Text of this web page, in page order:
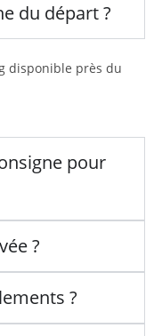
du départ ?
disponible près du
pour
?
?